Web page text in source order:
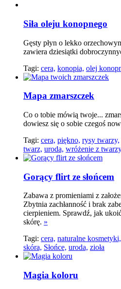
Siła oleju konopnego
Gęsty płyn o lekko
zawiera dziesiątki
Tagi: cera, konopia, olej
Mapa zmarszczek
Co o tobie mówią twoje...
dowiesz się o sobie czegoś
Tagi: cera, piękno, rysy twarzy,
twarz, uroda, wróżenie z
Gorący flirt ze słońcem
Zabawa z promieniami z
Zbytnia zachłanność i brak
cierpieniem. Sprawdź, jak
skórę. »
Tagi: cera, naturalne kosmetyki,
skóra, Słońce, uroda, zioła
Magia koloru